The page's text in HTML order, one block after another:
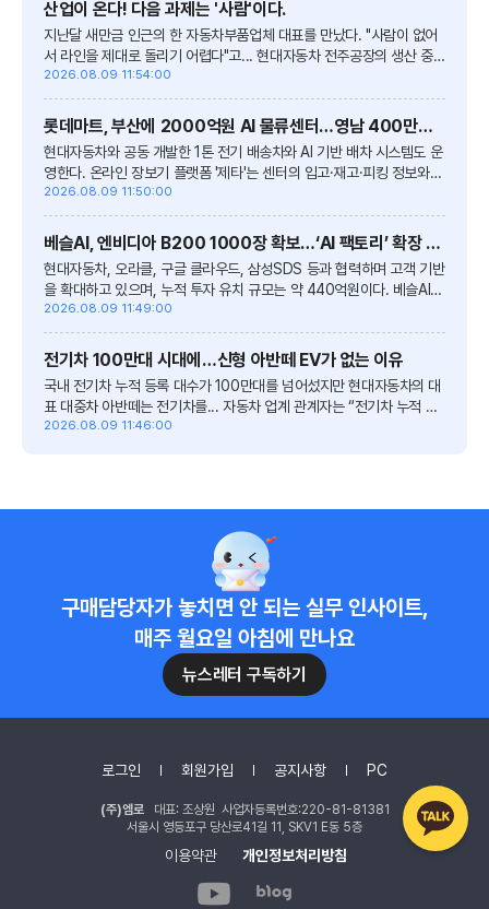
산업이 온다! 다음 과제는 '사람'이다.
지난달 새만금 인근의 한 자동차부품업체 대표를 만났다. "사람이 없어
서 라인을 제대로 돌리기 어렵다"고... 현대자동차전주공장의 생산 중
단으로 협력사의 고용 불안이 커지자, 전북인자위는 53개 협력사의 상
황을...
2026.08.09 11:54:00
롯데마트, 부산에 2000억원 AI 물류센터…영남 400만가구 공략
현대자동차와 공동 개발한 1톤 전기 배송차와 AI 기반 배차 시스템도 운
영한다. 온라인 장보기 플랫폼 '제타'는 센터의 입고·재고·피킹 정보와
실시간으로 연동된다. 결제 이후 품절이나 대체 배송을 줄이고 고객의...
2026.08.09 11:50:00
베슬AI, 엔비디아 B200 1000장 확보…‘AI 팩토리’ 확장 시동
현대자동차, 오라클, 구글 클라우드, 삼성SDS 등과 협력하며 고객 기반
을 확대하고 있으며, 누적 투자 유치 규모는 약 440억원이다. 베슬AI는
국내외 AI 기업을 중심으로 고객도 늘리고 있다. 국내에서는...
2026.08.09 11:49:00
전기차 100만대 시대에…신형 아반떼 EV가 없는 이유
국내 전기차 누적 등록 대수가 100만대를 넘어섰지만 현대자동차의 대
표 대중차 아반떼는 전기차를... 자동차업계 관계자는 “전기차 누적 등
록대수가 100만대를 넘었지만 모든
2026.08.09 11:46:00
구매담당자가 놓치면 안 되는 실무 인사이트,
매주 월요일 아침에 만나요
뉴스레터 구독하기
로그인 회원가입 공지사항 PC
(주)엠로대표: 조상원 사업자등록번호:220-81-81381
서울시 영등포구 당산로41길 11, SKV1 E동 5층
이용약관 개인정보처리방침